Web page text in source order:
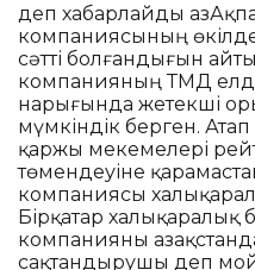
деп хабарлайды
компаниясының
сәтті болғандығын
компанияның ТМД
нарығында жетекші
мүмкіндік берген.
қаржы мекемелері
төмендеуіне
компаниясы
Бірқатар
компанияны
сақтандырушы деп